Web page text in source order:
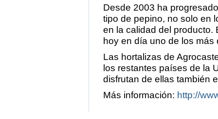
Desde 2003 ha
tipo de pepino, no solo en
en la calidad del producto.
hoy en día uno de los
Las hortalizas de
los restantes países de la
disfrutan de ellas también
Más información: http://